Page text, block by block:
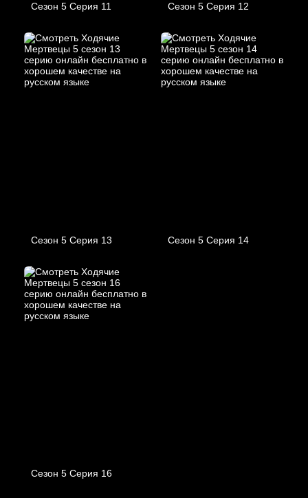
Сезон 5 Серия 11 Сезон 5 Серия 12
Сезон 5 Серия 13 Сезон 5 Серия 14
Сезон 5 Серия 16